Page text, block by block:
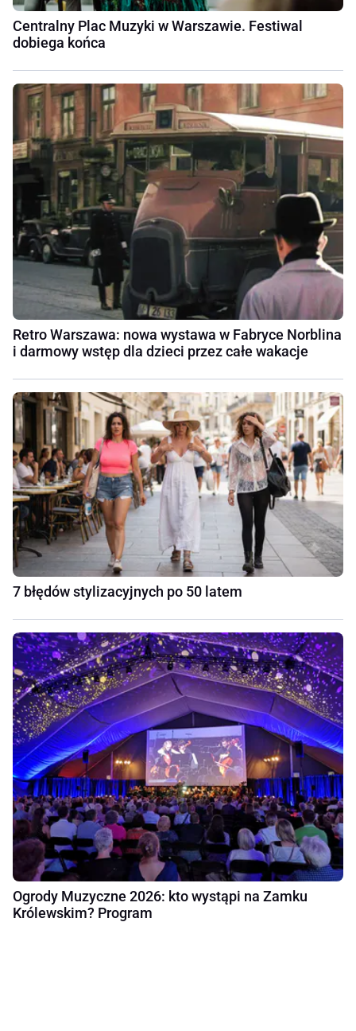
Centralny Plac Muzyki w Warszawie. Festiwal
dobiega końca
Retro Warszawa: nowa wystawa w Fabryce Norblina
i darmowy wstęp dla dzieci przez całe wakacje
7 błędów stylizacyjnych po 50 latem
Ogrody Muzyczne 2026: kto wystąpi na Zamku
Królewskim? Program